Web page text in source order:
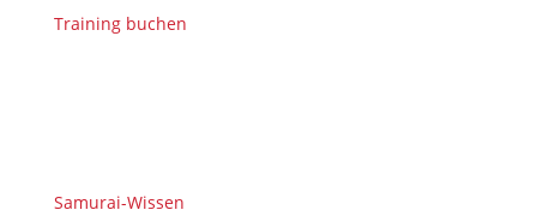
Training buchen
Samurai-Wissen